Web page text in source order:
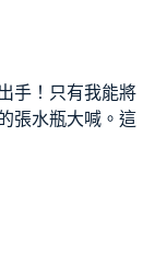
手！只有我能將
張水瓶大喊。這